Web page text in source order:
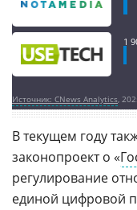
1
Источник: CNews Analytics,
В текущем году
законопроект о «
регулирование
единой цифровой